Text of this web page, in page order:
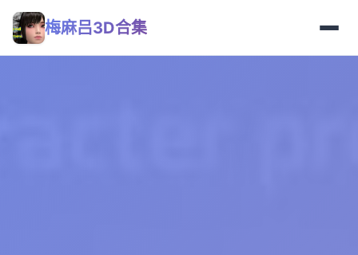
梅麻吕3D合集